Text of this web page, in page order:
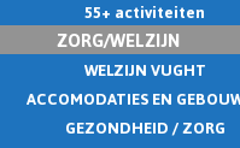
55+ activiteiten
ZORG/WELZIJN
WELZIJN VUGHT
ACCOMODATIES EN
GEZONDHEID / ZORG